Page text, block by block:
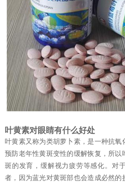
叶黄素对眼睛有什么好处
叶黄素又称为类胡萝卜素，是一种抗氧
预防老年性黄斑变性的缓解恢复，所
斑的发育，缓解视力疲劳等感化。对
者，因为蓝光对黄斑部也会造成必然的